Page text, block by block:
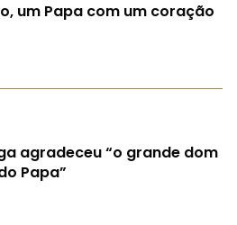
um Papa com um coração
agradeceu “o grande dom
Papa”